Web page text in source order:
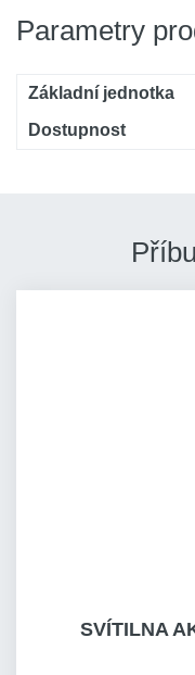
Parametry
Základní jednotka
Dostupnost
SVÍTILNA